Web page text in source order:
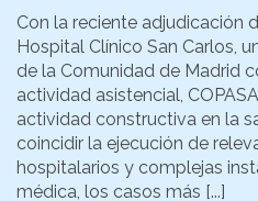
Con la reciente adjudicación
Hospital Clínico San Carlos,
de la Comunidad de Madrid
actividad asistencial,
actividad constructiva en la
coincidir la ejecución de
hospitalarios y complejas
médica, los casos más [...]